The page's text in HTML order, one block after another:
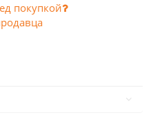
покупкой